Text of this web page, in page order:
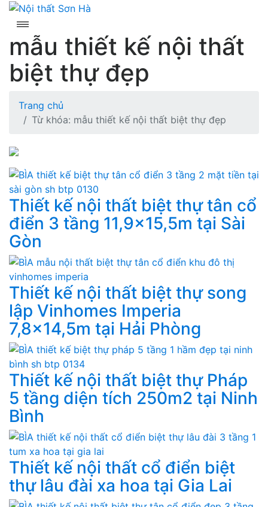
Skip
content
mẫu thiết kế nội thất
biệt thự đẹp
Trang chủ
Từ khóa: mẫu thiết kế nội thất biệt thự đẹp
Thiết kế nội thất biệt thự tân cổ
điển 3 tầng 11,9×15,5m tại Sài
Gòn
Thiết kế nội thất biệt thự song
lập Vinhomes Imperia
7,8×14,5m tại Hải Phòng
Thiết kế nội thất biệt thự Pháp
5 tầng diện tích 250m2 tại Ninh
Bình
Thiết kế nội thất cổ điển biệt
thự lâu đài xa hoa tại Gia Lai